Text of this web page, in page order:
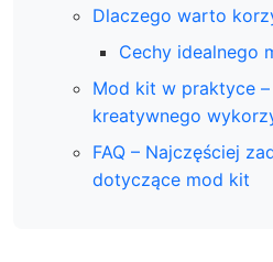
Dlaczego warto
Cechy idealnego
Mod kit w praktyce –
kreatywnego
FAQ – Najczęściej
dotyczące mod kit